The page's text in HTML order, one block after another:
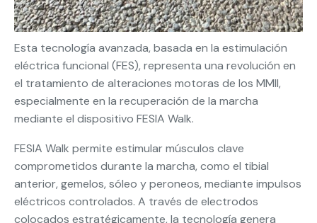
Esta tecnología avanzada, basada en la estimulación
eléctrica funcional (FES), representa una revolución en
el tratamiento de alteraciones motoras de los MMII,
especialmente en la recuperación de la marcha
mediante el dispositivo FESIA Walk.
FESIA Walk permite estimular músculos clave
comprometidos durante la marcha, como el tibial
anterior, gemelos, sóleo y peroneos, mediante impulsos
eléctricos controlados. A través de electrodos
colocados estratégicamente, la tecnología genera